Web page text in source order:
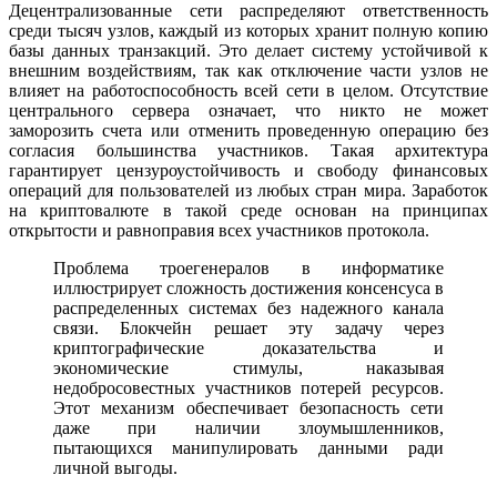
Децентрализованные сети распределяют ответственность
среди тысяч узлов, каждый из которых хранит полную копию
базы данных транзакций. Это делает систему устойчивой к
внешним воздействиям, так как отключение части узлов не
влияет на работоспособность всей сети в целом. Отсутствие
центрального сервера означает, что никто не может
заморозить счета или отменить проведенную операцию без
согласия большинства участников. Такая архитектура
гарантирует цензуроустойчивость и свободу финансовых
операций для пользователей из любых стран мира. Заработок
на криптовалюте в такой среде основан на принципах
открытости и равноправия всех участников протокола.
Проблема троегенералов в информатике
иллюстрирует сложность достижения консенсуса в
распределенных системах без надежного канала
связи. Блокчейн решает эту задачу через
криптографические доказательства и
экономические стимулы, наказывая
недобросовестных участников потерей ресурсов.
Этот механизм обеспечивает безопасность сети
даже при наличии злоумышленников,
пытающихся манипулировать данными ради
личной выгоды.